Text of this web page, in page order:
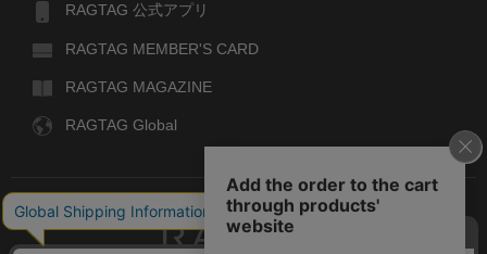
RAGTAG 公式アプリ
RAGTAG MEMBER'S CARD
RAGTAG MAGAZINE
RAGTAG Global